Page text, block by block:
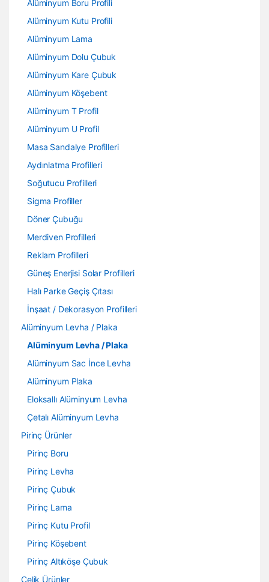
Alüminyum Boru Profili
Alüminyum Kutu Profili
Alüminyum Lama
Alüminyum Dolu Çubuk
Alüminyum Kare Çubuk
Alüminyum Köşebent
Alüminyum T Profil
Alüminyum U Profil
Masa Sandalye Profilleri
Aydınlatma Profilleri
Soğutucu Profilleri
Sigma Profiller
Döner Çubuğu
Merdiven Profilleri
Reklam Profilleri
Güneş Enerjisi Solar Profilleri
Halı Parke Geçiş Çıtası
İnşaat / Dekorasyon Profilleri
Alüminyum Levha / Plaka
Alüminyum Levha / Plaka
Alüminyum Sac İnce Levha
Alüminyum Plaka
Eloksallı Alüminyum Levha
Çetalı Alüminyum Levha
Pirinç Ürünler
Pirinç Boru
Pirinç Levha
Pirinç Çubuk
Pirinç Lama
Pirinç Kutu Profil
Pirinç Köşebent
Pirinç Altıköşe Çubuk
Çelik Ürünler